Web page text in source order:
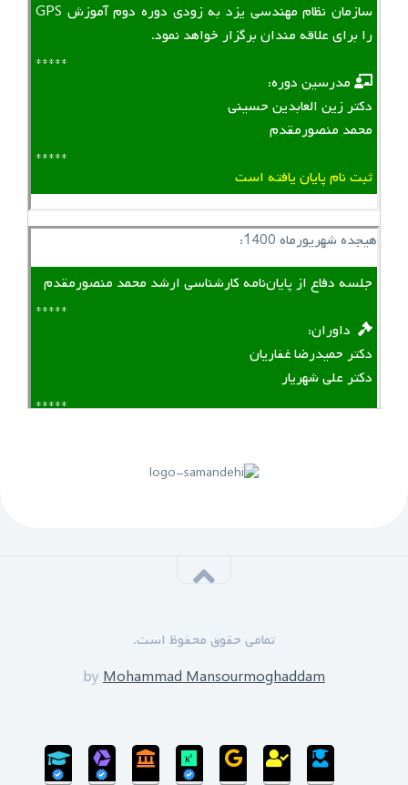
سازمان نظام مهندسی یزد به زودی دوره دوم آموزش GPS
را برای علاقه مندان برگزار خواهد نمود.
*****
‌ ‌ مدرسین دوره:
دکتر زین العابدین حسینی
محمد منصورمقدم
*****
ثبت نام پایان یافته است
هیجده شهریورماه 1400:
جلسه دفاع از پایان‌نامه کارشناسی ارشد محمد منصورمقدم
*****
‌ ‌ داوران:
دکتر حمیدرضا غفاریان
دکتر علی شهریار
*****
محمد منصورمقدم
سی‌ام‌ شهریورماه 1399:
تمامی حقوق محفوظ است.
by Mohammad Mansourmoghaddam